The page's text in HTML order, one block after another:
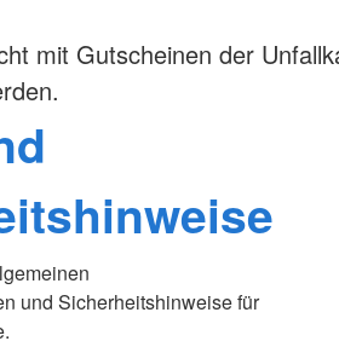
mit Gutscheinen der
und Sicherheitshinweise für